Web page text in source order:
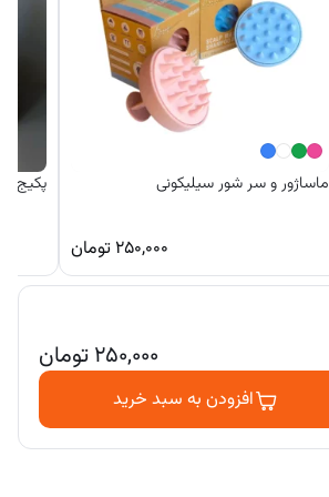
ماساژور و سر شور سیلیکونی
۲۵۰,۰۰۰ تومان
پکیج
۲۵۰,۰۰۰تومان
افزودن به سبد خرید